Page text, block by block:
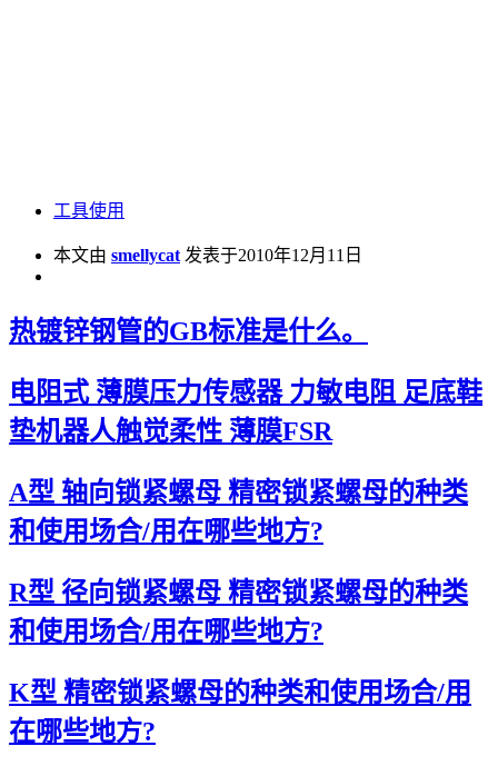
工具使用
本文由 smellycat 发表于2010年12月11日
热镀锌钢管的GB标准是什么。
电阻式 薄膜压力传感器 力敏电阻 足底鞋
垫机器人触觉柔性 薄膜FSR
A型 轴向锁紧螺母 精密锁紧螺母的种类
和使用场合/用在哪些地方?
R型 径向锁紧螺母 精密锁紧螺母的种类
和使用场合/用在哪些地方?
K型 精密锁紧螺母的种类和使用场合/用
在哪些地方?